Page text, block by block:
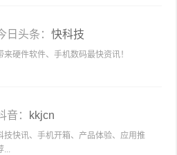
日头条： 快科技
来硬件软件、手机数码最快资讯！
音： kkjcn
技快讯、手机开箱、产品体验、应用推
...